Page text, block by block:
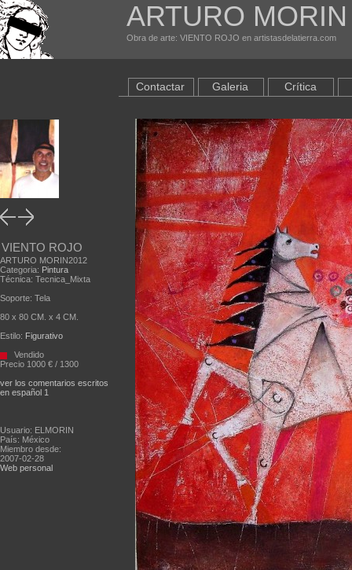
ARTURO MORIN
Obra de arte: VIENTO ROJO en artistasdelatierra.com
VIENTO ROJO
ARTURO MORIN2012
Categoria: Pintura
Técnica: Tecnica_Mixta
Soporte: Tela
80 x 80 CM. x 4 CM.
Estilo: Figurativo
Vendido
Precio 1000 € / 1300
ver los comentarios escritos
en español 1
Usuario: ELMORIN
País: México
Miembro desde:
2007-02-28
Web personal
Contactar Galeria Crítica